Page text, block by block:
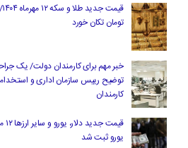
تومان تکان خورد
خبر مهم برای کارمندان دولت/ یک
توضیح رییس سازمان اداری و
کارمندان
یورو ثبت شد